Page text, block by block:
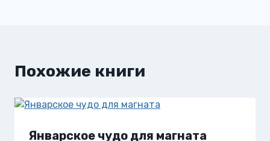
Похожие книги
Январское чудо для магната